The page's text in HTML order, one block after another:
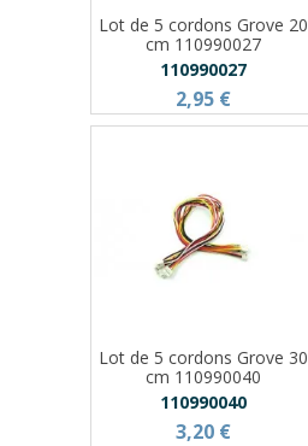
Lot de 5 cordons Grove 20
cm 110990027
110990027
2,95 €
Lot de 5 cordons Grove 30
cm 110990040
110990040
3,20 €